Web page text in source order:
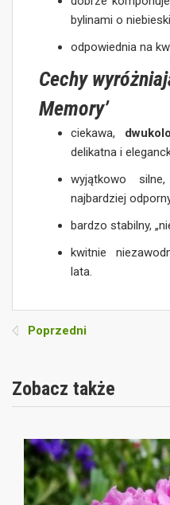
bylinami o
odpowiednia na
Cechy
Memory’
ciekawa,
delikatna i
wyjątkowo
najbardziej
bardzo stabilny,
kwitnie
lata.
Poprzedni
Zobacz także